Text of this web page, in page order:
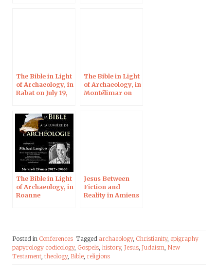
The Bible in Light
of Archaeology, in
Rabat on July 19,
The Bible in Light
of Archaeology, in
Montélimar on
The Bible in Light
of Archaeology, in
Roanne
Jesus Between
Fiction and
Reality in Amiens
Posted in Conferences Tagged archaeology, Christianity, epigraphy
papyrology codicology, Gospels history, Jesus Judaism New
Testament theology, Bible religions